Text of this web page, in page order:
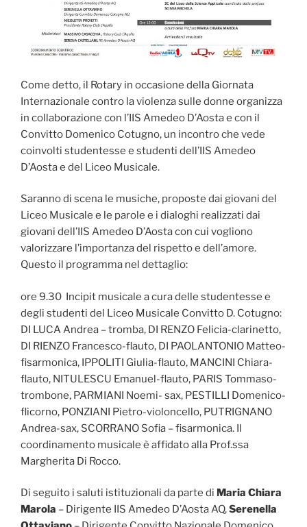
Come detto, il Rotary in occasione della Giornata
Internazionale contro la violenza sulle donne organizza
in collaborazione con l’IIS Amedeo D’Aosta e con il
Convitto Domenico Cotugno, un incontro che vede
coinvolti studentesse e studenti dell’IIS Amedeo
D’Aosta e del Liceo Musicale.
Saranno di scena le musiche, proposte dai giovani del
Liceo Musicale e le parole e i dialoghi realizzati dai
giovani dell’IIS Amedeo D’Aosta con cui vogliono
valorizzare l’importanza del rispetto e dell’amore.
Questo il programma nel dettaglio:
ore 9.30 Incipit musicale a cura delle studentesse e
degli studenti del Liceo Musicale Convitto D. Cotugno:
DI LUCA Andrea – tromba, DI RENZO Felicia-clarinetto,
DI RIENZO Francesco-flauto, DI PAOLANTONIO Matteo-
fisarmonica, IPPOLITI Giulia-flauto, MANCINI Chiara-
flauto, NITULESCU Emanuel-flauto, PARIS Tommaso-
trombone, PARMIANI Noemi- sax, PESTILLI Domenico-
flicorno, PONZIANI Pietro-violoncello, PUTRIGNANO
Andrea-sax, SCORRANO Sofia – fisarmonica. Il
coordinamento musicale è affidato alla Prof.ssa
Margherita Di Rocco.
Di seguito i saluti istituzionali da parte di Maria Chiara
Marola – Dirigente IIS Amedeo D’Aosta AQ,Serenella